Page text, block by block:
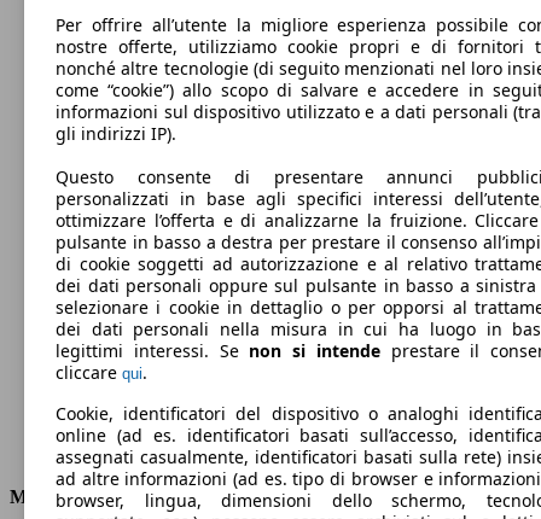
Diesel
Carburante
125 g/km
Emissioni di CO2 (combinato)*
Ø 4.8 l/100km
Consumi
Motore e Prestazioni
Per offrire all’utente la migliore esperienza possibile
nostre offerte, utilizziamo cookie propri e di fornitori
nonché altre tecnologie (di seguito menzionati nel loro
come “cookie”) allo scopo di salvare e accedere in
informazioni sul dispositivo utilizzato e a dati personali
gli indirizzi IP).
Questo consente di presentare annunci
personalizzati in base agli specifici interessi
ottimizzare l’offerta e di analizzarne la fruizione.
pulsante in basso a destra per prestare il consenso
di cookie soggetti ad autorizzazione e al relativo
dei dati personali oppure sul pulsante in basso a
selezionare i cookie in dettaglio o per opporsi al
dei dati personali nella misura in cui ha luogo in
legittimi interessi. Se non si intendeprestare il
cliccare qui.
Cookie, identificatori del dispositivo o analoghi
online (ad es. identificatori basati sull’accesso,
assegnati casualmente, identificatori basati sulla rete)
ad altre informazioni (ad es. tipo di browser e
browser, lingua, dimensioni dello schermo,